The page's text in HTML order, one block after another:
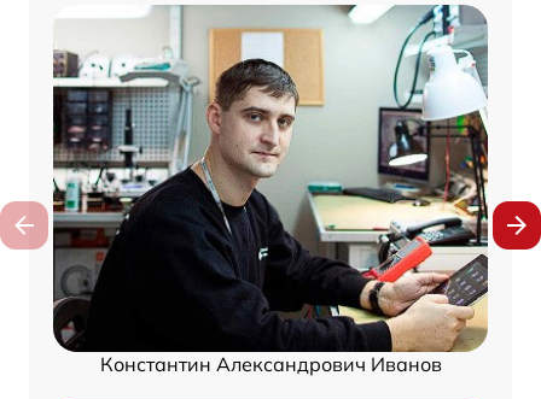
Константин Александрович Иванов